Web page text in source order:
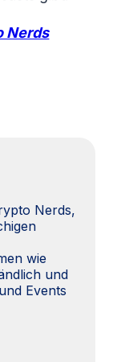
Nerds
Nerds,
wie
und
Events